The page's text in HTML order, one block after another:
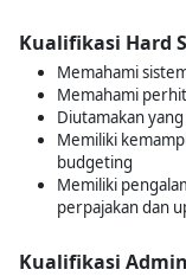
Kualifikasi Hard
Memahami
Memahami
Diutamakan
Memiliki
budgeting
Memiliki
perpajakan dan
Kualifikasi